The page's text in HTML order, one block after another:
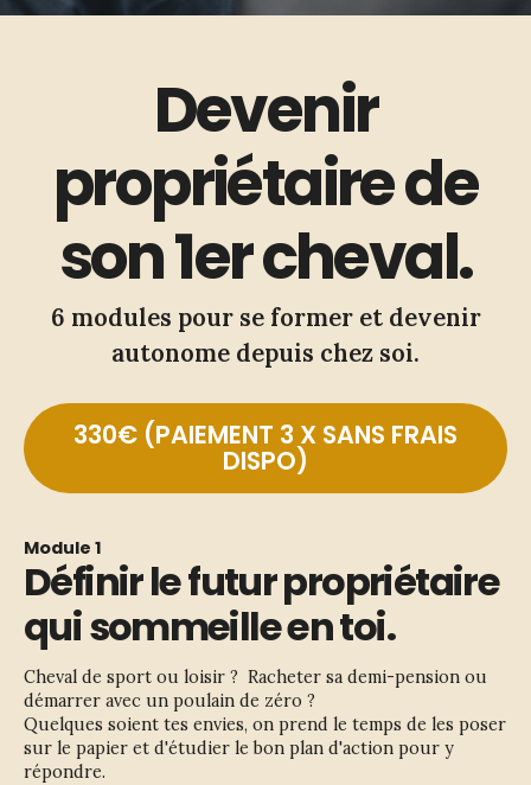
Devenir
propriétaire de
son 1er cheval.
6 modules pour se former et devenir
autonome depuis chez soi.
330€ (PAIEMENT 3 X SANS FRAIS
DISPO)
Module 1
Définir le futur propriétaire
qui sommeille en toi.
Cheval de sport ou loisir ?  Racheter sa demi-pension ou
démarrer avec un poulain de zéro ?
Quelques soient tes envies, on prend le temps de les poser
sur le papier et d'étudier le bon plan d'action pour y
répondre.